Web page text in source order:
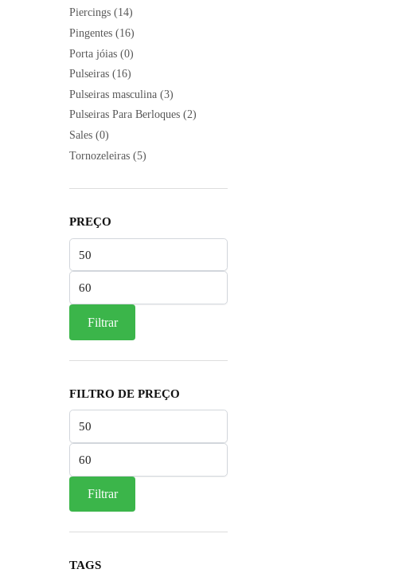
Piercings (14)
Pingentes (16)
Porta jóias (0)
Pulseiras (16)
Pulseiras masculina (3)
Pulseiras Para Berloques (2)
Sales (0)
Tornozeleiras (5)
PREÇO
mínimo
Preço
máximo
Filtrar
FILTRO DE PREÇO
Preço
mínimo
máximo
Filtrar
TAGS